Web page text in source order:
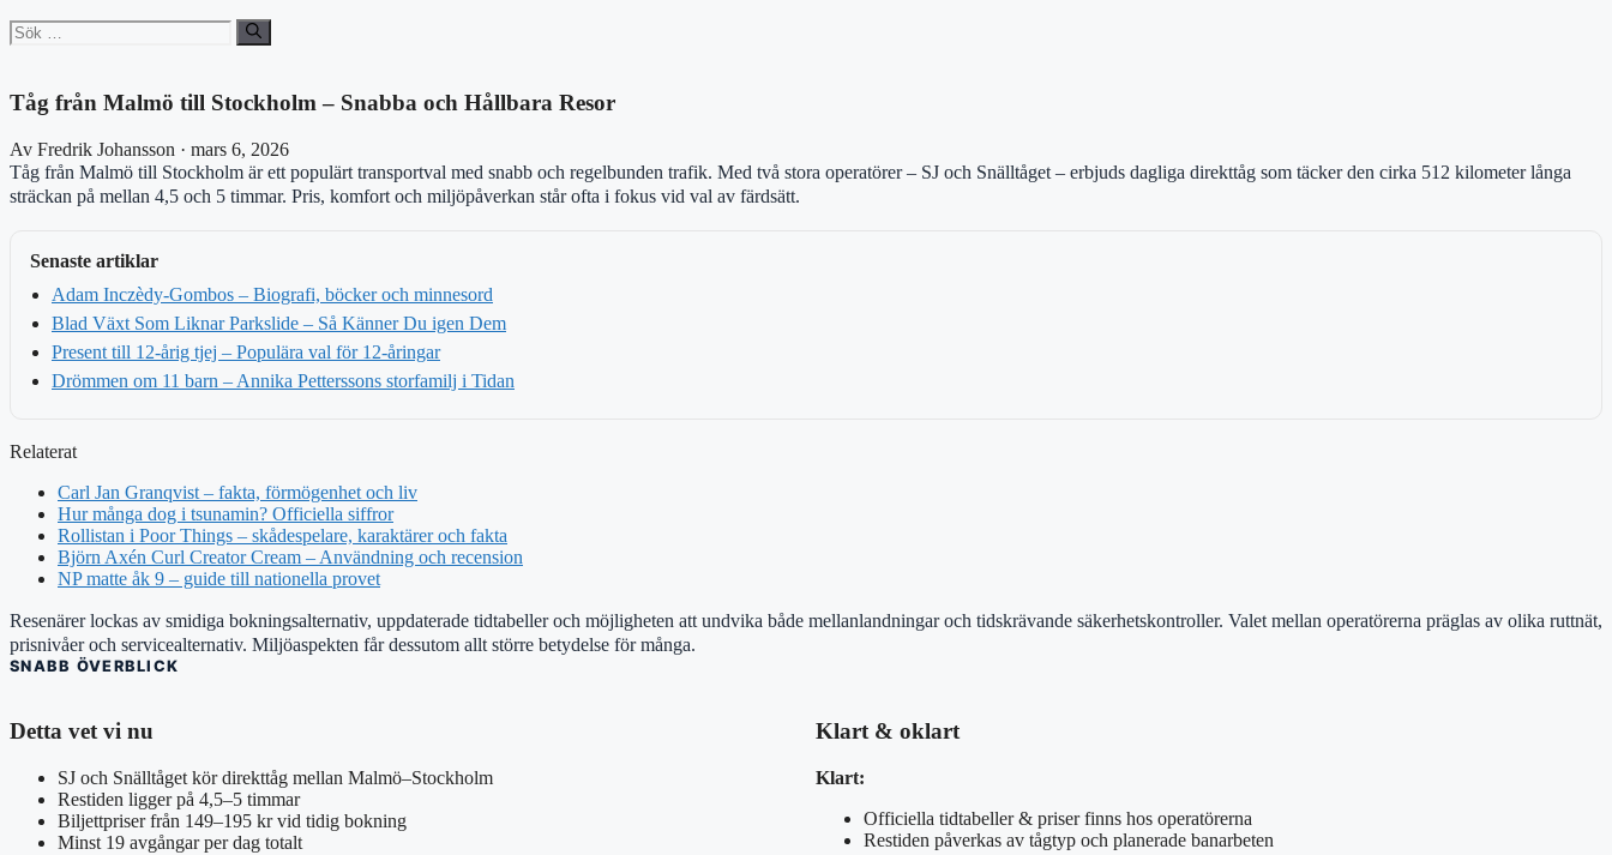
Sök
efter:
Tåg från Malmö till Stockholm – Snabba och Hållbara Resor
Av Fredrik Johansson · mars 6, 2026
Tåg från Malmö till Stockholm är ett populärt transportval med snabb och regelbunden trafik. Med två stora operatörer – SJ och Snälltåget – erbjuds dagliga direkttåg som täcker den cirka 512 kilometer långa
sträckan på mellan 4,5 och 5 timmar. Pris, komfort och miljöpåverkan står ofta i fokus vid val av färdsätt.
Senaste artiklar
Adam Inczèdy-Gombos – Biografi, böcker och minnesord
Blad Växt Som Liknar Parkslide – Så Känner Du igen Dem
Present till 12-årig tjej – Populära val för 12-åringar
Drömmen om 11 barn – Annika Petterssons storfamilj i Tidan
Relaterat
Carl Jan Granqvist – fakta, förmögenhet och liv
Hur många dog i tsunamin? Officiella siffror
Rollistan i Poor Things – skådespelare, karaktärer och fakta
Björn Axén Curl Creator Cream – Användning och recension
NP matte åk 9 – guide till nationella provet
Resenärer lockas av smidiga bokningsalternativ, uppdaterade tidtabeller och möjligheten att undvika både mellanlandningar och tidskrävande säkerhetskontroller. Valet mellan operatörerna präglas av olika ruttnät,
prisnivåer och servicealternativ. Miljöaspekten får dessutom allt större betydelse för många.
SNABB ÖVERBLICK
Detta vet vi nu
SJ och Snälltåget kör direkttåg mellan Malmö–Stockholm
Restiden ligger på 4,5–5 timmar
Biljettpriser från 149–195 kr vid tidig bokning
Minst 19 avgångar per dag totalt
Klart & oklart
Klart:
Officiella tidtabeller & priser finns hos operatörerna
Restiden påverkas av tågtyp och planerade banarbeten